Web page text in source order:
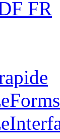
FR